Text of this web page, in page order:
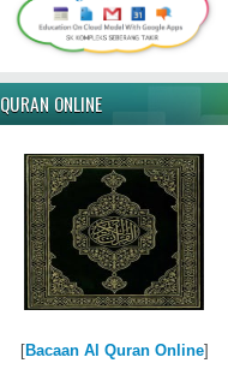
QURAN ONLINE
[Bacaan Al Quran Online]